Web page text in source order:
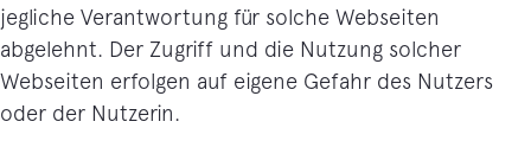
jegliche Verantwortung für solche Webseiten
abgelehnt. Der Zugriff und die Nutzung solcher
Webseiten erfolgen auf eigene Gefahr des Nutzers
oder der Nutzerin.